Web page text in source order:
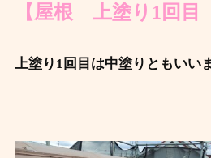
【屋根 上塗り1回目
上塗り1回目は中塗りともいい